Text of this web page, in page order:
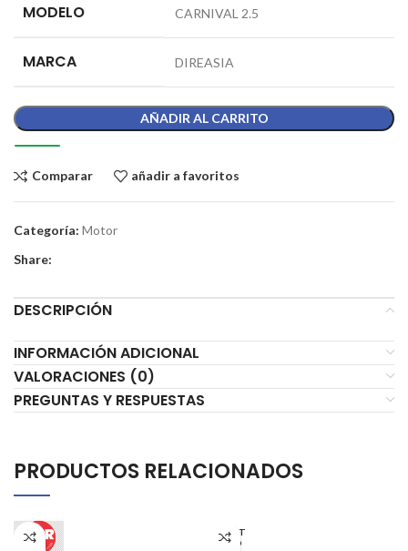
MODELO CARNIVAL 2.5
MARCA DIREASIA
AÑADIR AL CARRITO
Comparar añadir a favoritos
Categoría: Motor
Share:
DESCRIPCIÓN
INFORMACIÓN ADICIONAL
VALORACIONES (0)
PREGUNTAS Y RESPUESTAS
PRODUCTOS RELACIONADOS
AGOT
ADO